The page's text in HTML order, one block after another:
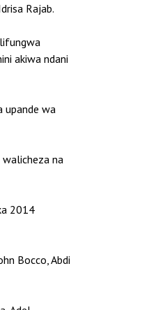
Rajab.
akiwa ndani
upande wa
na
2014
Bocco, Abdi